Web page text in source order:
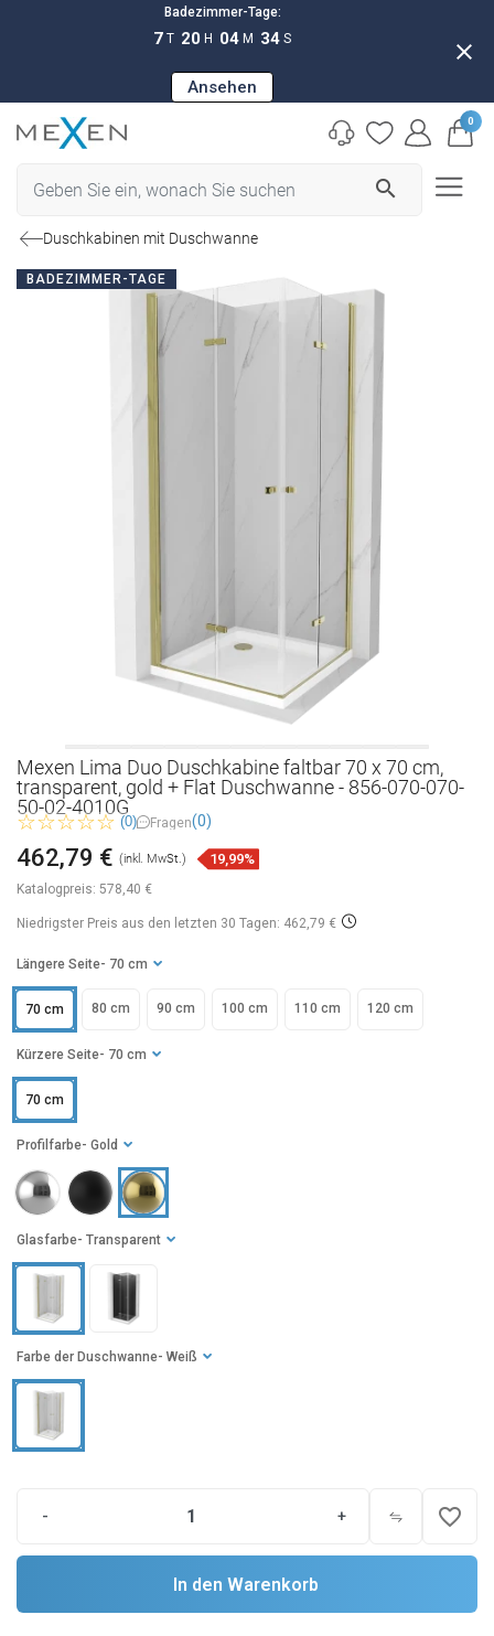
Badezimmer-Tage:
7 T 20 H 04 M 33 S
Ansehen
close
search
0
Duschkabinen mit Duschwanne
BADEZIMMER-TAGE
Mexen Lima Duo Duschkabine faltbar 70 x 70 cm,
transparent, gold + Flat Duschwanne - 856-070-070-
50-02-4010G
(0) Fragen(0)
Katalogpreis: 578,40 €
462,79 € (inkl. MwSt.) 19,99%
Niedrigster Preis aus den letzten 30 Tagen: 462,79 €
Längere Seite - 70 cm
70 cm 80 cm 90 cm 100 cm 110 cm 120 cm
Kürzere Seite - 70 cm
70 cm
Glasfarbe - Transparent
Profilfarbe - Gold
Farbe der Duschwanne - Weiß
- + favorite_border
In den Warenkorb